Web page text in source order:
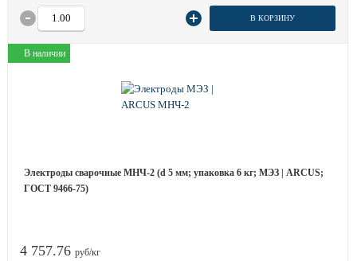
В КОРЗИНУ
В наличии
Электроды сварочные МНЧ-2 (d 5 мм; упаковка 6 кг; МЭЗ | ARCUS;
ГОСТ 9466-75)
4 757.76 руб/кг